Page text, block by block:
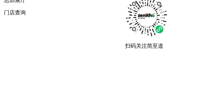
门店查询
扫码关注简至道